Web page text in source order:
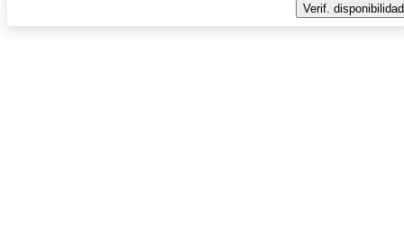
Verif. disponibilidad